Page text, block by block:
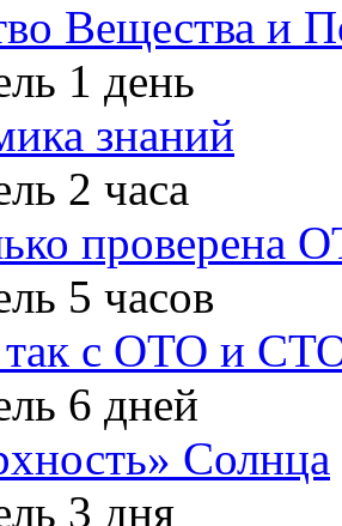
Вещества и
1 день
знаний
2 часа
проверена
5 часов
так с ОТО и
6 дней
Солнца
3 дня